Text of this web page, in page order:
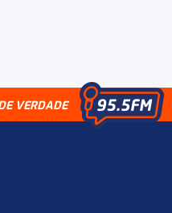
VERDADE